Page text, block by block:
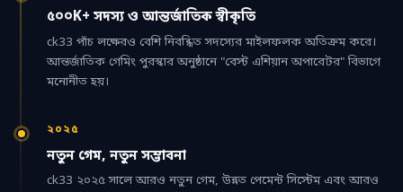
৫০০K+ সদস্য ও আন্তর্জাতিক স্বীকৃতি
ck33 পাঁচ লক্ষেরও বেশি নিবন্ধিত সদস্যের মাইলফলক অতিক্রম করে।
আন্তর্জাতিক গেমিং পুরস্কার অনুষ্ঠানে "বেস্ট এশিয়ান অপারেটর" বিভাগে
মনোনীত হয়।
২০২৫
নতুন গেম, নতুন সম্ভাবনা
ck33 ২০২৫ সালে আরও নতুন গেম, উন্নত পেমেন্ট সিস্টেম এবং আরও